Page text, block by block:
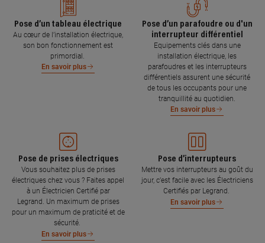
Pose d’un tableau électrique
Au cœur de l’installation électrique,
son bon fonctionnement est
primordial.
En savoir plus
Pose d’un parafoudre ou d'un
interrupteur différentiel
Equipements clés dans une
installation électrique, les
parafoudres et les interrupteurs
différentiels assurent une sécurité
de tous les occupants pour une
tranquillité au quotidien.
En savoir plus
Pose de prises électriques
Vous souhaitez plus de prises
électriques chez vous ? Faites appel
à un Électricien Certifié par
Legrand. Un maximum de prises
pour un maximum de praticité et de
sécurité.
En savoir plus
Pose d’interrupteurs
Mettre vos interrupteurs au goût du
jour, c’est facile avec les Électriciens
Certifiés par Legrand.
En savoir plus